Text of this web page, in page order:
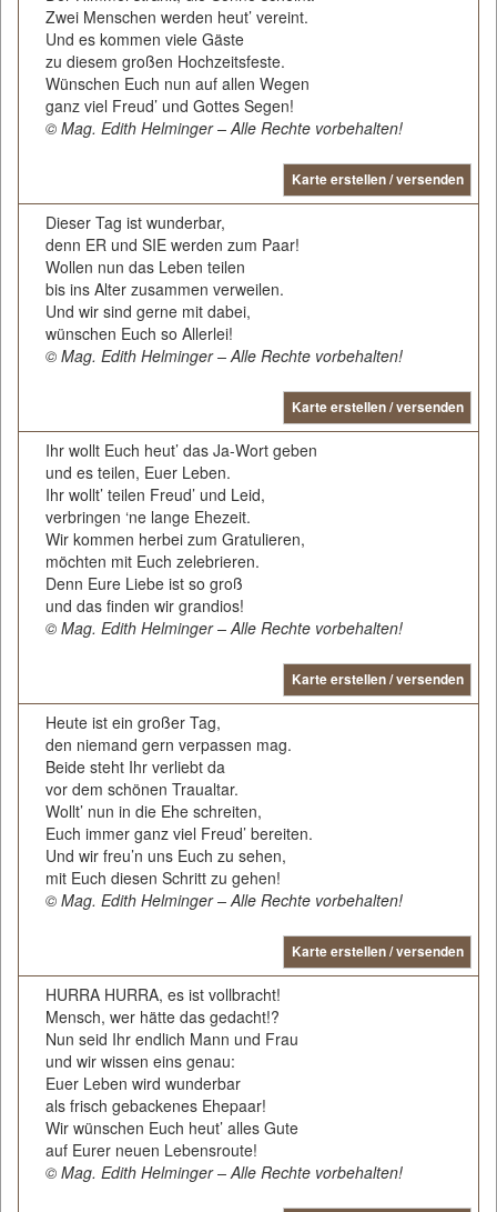
Zwei Menschen werden heut’ vereint.
Und es kommen viele Gäste
zu diesem großen Hochzeitsfeste.
Wünschen Euch nun auf allen Wegen
ganz viel Freud’ und Gottes Segen!
© Mag. Edith Helminger – Alle Rechte vorbehalten!
Karte erstellen / versenden
Dieser Tag ist wunderbar,
denn ER und SIE werden zum Paar!
Wollen nun das Leben teilen
bis ins Alter zusammen verweilen.
Und wir sind gerne mit dabei,
wünschen Euch so Allerlei!
© Mag. Edith Helminger – Alle Rechte vorbehalten!
Karte erstellen / versenden
Ihr wollt Euch heut’ das Ja-Wort geben
und es teilen, Euer Leben.
Ihr wollt’ teilen Freud’ und Leid,
verbringen ‘ne lange Ehezeit.
Wir kommen herbei zum Gratulieren,
möchten mit Euch zelebrieren.
Denn Eure Liebe ist so groß
und das finden wir grandios!
© Mag. Edith Helminger – Alle Rechte vorbehalten!
Karte erstellen / versenden
Heute ist ein großer Tag,
den niemand gern verpassen mag.
Beide steht Ihr verliebt da
vor dem schönen Traualtar.
Wollt’ nun in die Ehe schreiten,
Euch immer ganz viel Freud’ bereiten.
Und wir freu’n uns Euch zu sehen,
mit Euch diesen Schritt zu gehen!
© Mag. Edith Helminger – Alle Rechte vorbehalten!
Karte erstellen / versenden
HURRA HURRA, es ist vollbracht!
Mensch, wer hätte das gedacht!?
Nun seid Ihr endlich Mann und Frau
und wir wissen eins genau:
Euer Leben wird wunderbar
als frisch gebackenes Ehepaar!
Wir wünschen Euch heut’ alles Gute
auf Eurer neuen Lebensroute!
© Mag. Edith Helminger – Alle Rechte vorbehalten!